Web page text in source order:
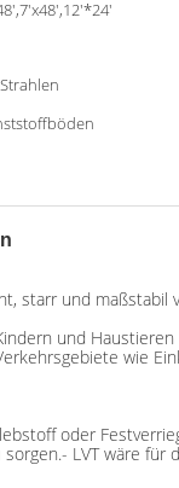
starr und maßstabil
und
wie
oder
LVT wäre für